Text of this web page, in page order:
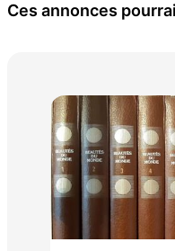
Ces annonces